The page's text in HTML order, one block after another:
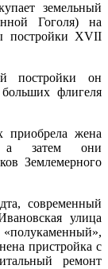
земельный
Гоголя) на
постройки XVII
постройки он
флигеля
жена
а затем они
Землемерного
современный
улица
«полукаменный»,
пристройка с
ремонт